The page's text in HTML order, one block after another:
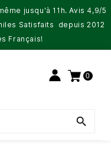
jusqu'à 11h. Avis 4,9/5
Satisfaits depuis 2012
Français!
0
